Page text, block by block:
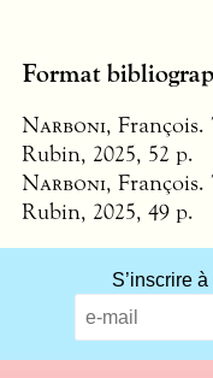
Format
Narboni, François.
Rubin, 2025, 52 p.
Narboni, François.
Rubin, 2025, 49 p.
S’inscrire